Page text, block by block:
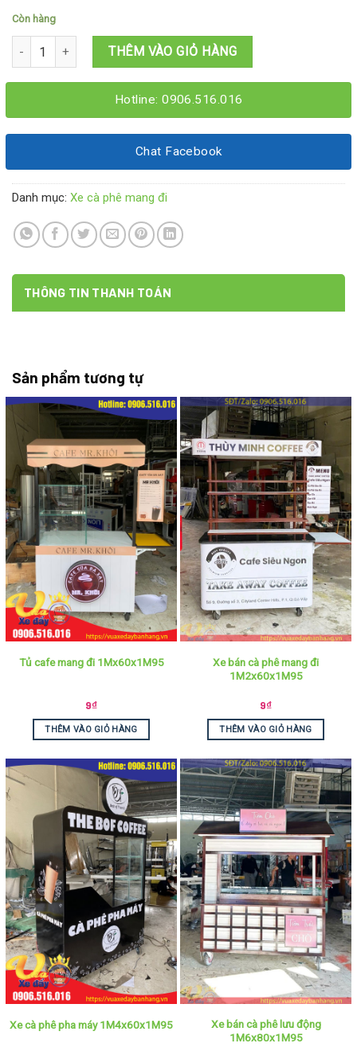
Còn hàng
Xe bán cafe mang đi 1M4x60x2M số lượng
THÊM VÀO GIỎ HÀNG
Hotline: 0906.516.016
Chat Facebook
Danh mục: Xe cà phê mang đi
THÔNG TIN THANH TOÁN
Sản phẩm tương tự
Tủ cafe mang đi 1Mx60x1M95
9₫
THÊM VÀO GIỎ HÀNG
Xe bán cà phê mang đi
1M2x60x1M95
9₫
THÊM VÀO GIỎ HÀNG
Xe cà phê pha máy 1M4x60x1M95
Xe bán cà phê lưu động
1M6x80x1M95